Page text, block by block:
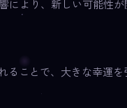
により、新しい可能性
ことで、大きな幸運